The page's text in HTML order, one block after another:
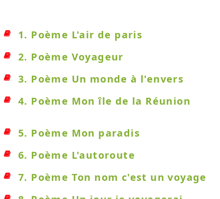
1. Poème L'air de paris
2. Poème Voyageur
3. Poème Un monde à l'envers
4. Poème Mon île de la Réunion
5. Poème Mon paradis
6. Poème L'autoroute
7. Poème Ton nom c'est un voyage